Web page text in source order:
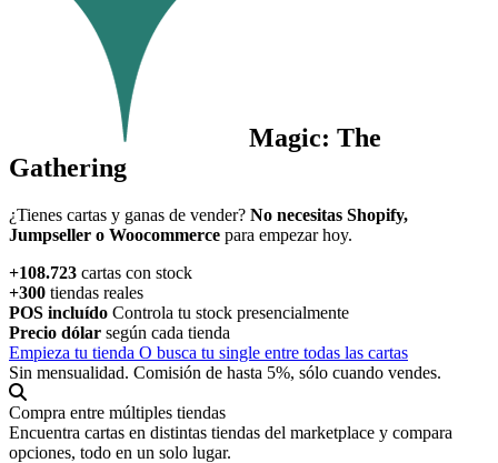
Magic: The
Gathering
Empieza tu tienda de singlessin pagar mensualidadesy paga sólo
cuando realmente vendes.
+108.723 cartas con stock
+300 tiendas reales
POS incluído Controla tu stock presencialmente
Precio dólar según cada tienda
Empieza tu tienda O busca tu single entre todas las cartas
Sin mensualidad. Comisión de hasta 5%, sólo cuando vendes.
Compra entre múltiples tiendas
Encuentra cartas en distintas tiendas del marketplace y compara
opciones, todo en un solo lugar.